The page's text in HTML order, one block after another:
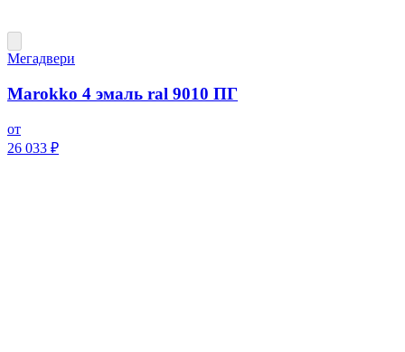
Мегадвери
Marokko 4 эмаль ral 9010 ПГ
от
26 033 ₽